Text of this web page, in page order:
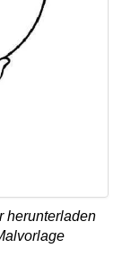
herunterladen